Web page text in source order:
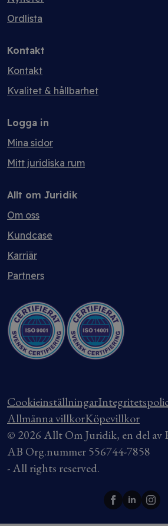
Ordlista
Kontakt
Kontakt
Kvalitet & hållbarhet
Logga in
Mina sidor
Mitt juridiska rum
Allt om Juridik
Om oss
Kundcase
Karriär
Partners
Cookieinställningar
Allmänna villkorKöpevillkor
© 2026 Allt Om Juridik, en del av
AB Org.nummer 556744-7858
- All rights reserved.